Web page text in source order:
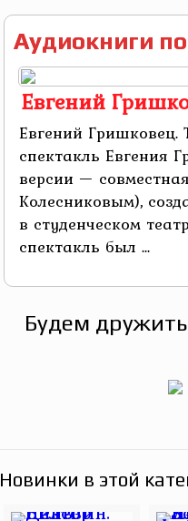
Аудиокниги
Евгений
Евгений Гришковец.
спектакль Евгения
версии —
Колесниковым),
в студенческом
спектакль был ...
Будем
Новинки в этой